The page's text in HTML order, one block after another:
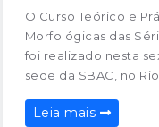
O Curso Teórico e
Morfológicas das
foi realizado nesta
sede da SBAC, no
Leia mais